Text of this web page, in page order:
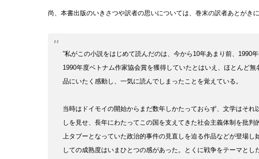
尚、本書出版のいきさつや訳者の思いについては、巻末の訳者あとがき
”私がこの小説をはじめて読んだのは、今から10年あまり前、1990
1990年度ベトナム作家協会賞を獲得していたとはいえ、ほとんど
品にいたく感動し、一気に読んでしまったことを覚えている。
当時はドイモイの開始からまだ数年しかたっておらず、文学はそれ
しを見せ、長年にわたってこの国を支えてきた社会主義体制を批判
上タブーとなっていた政治的事件の見直しを迫る作品などが登場し
しての成熟度はいまひとつの感があった。とくに戦争をテーマとし